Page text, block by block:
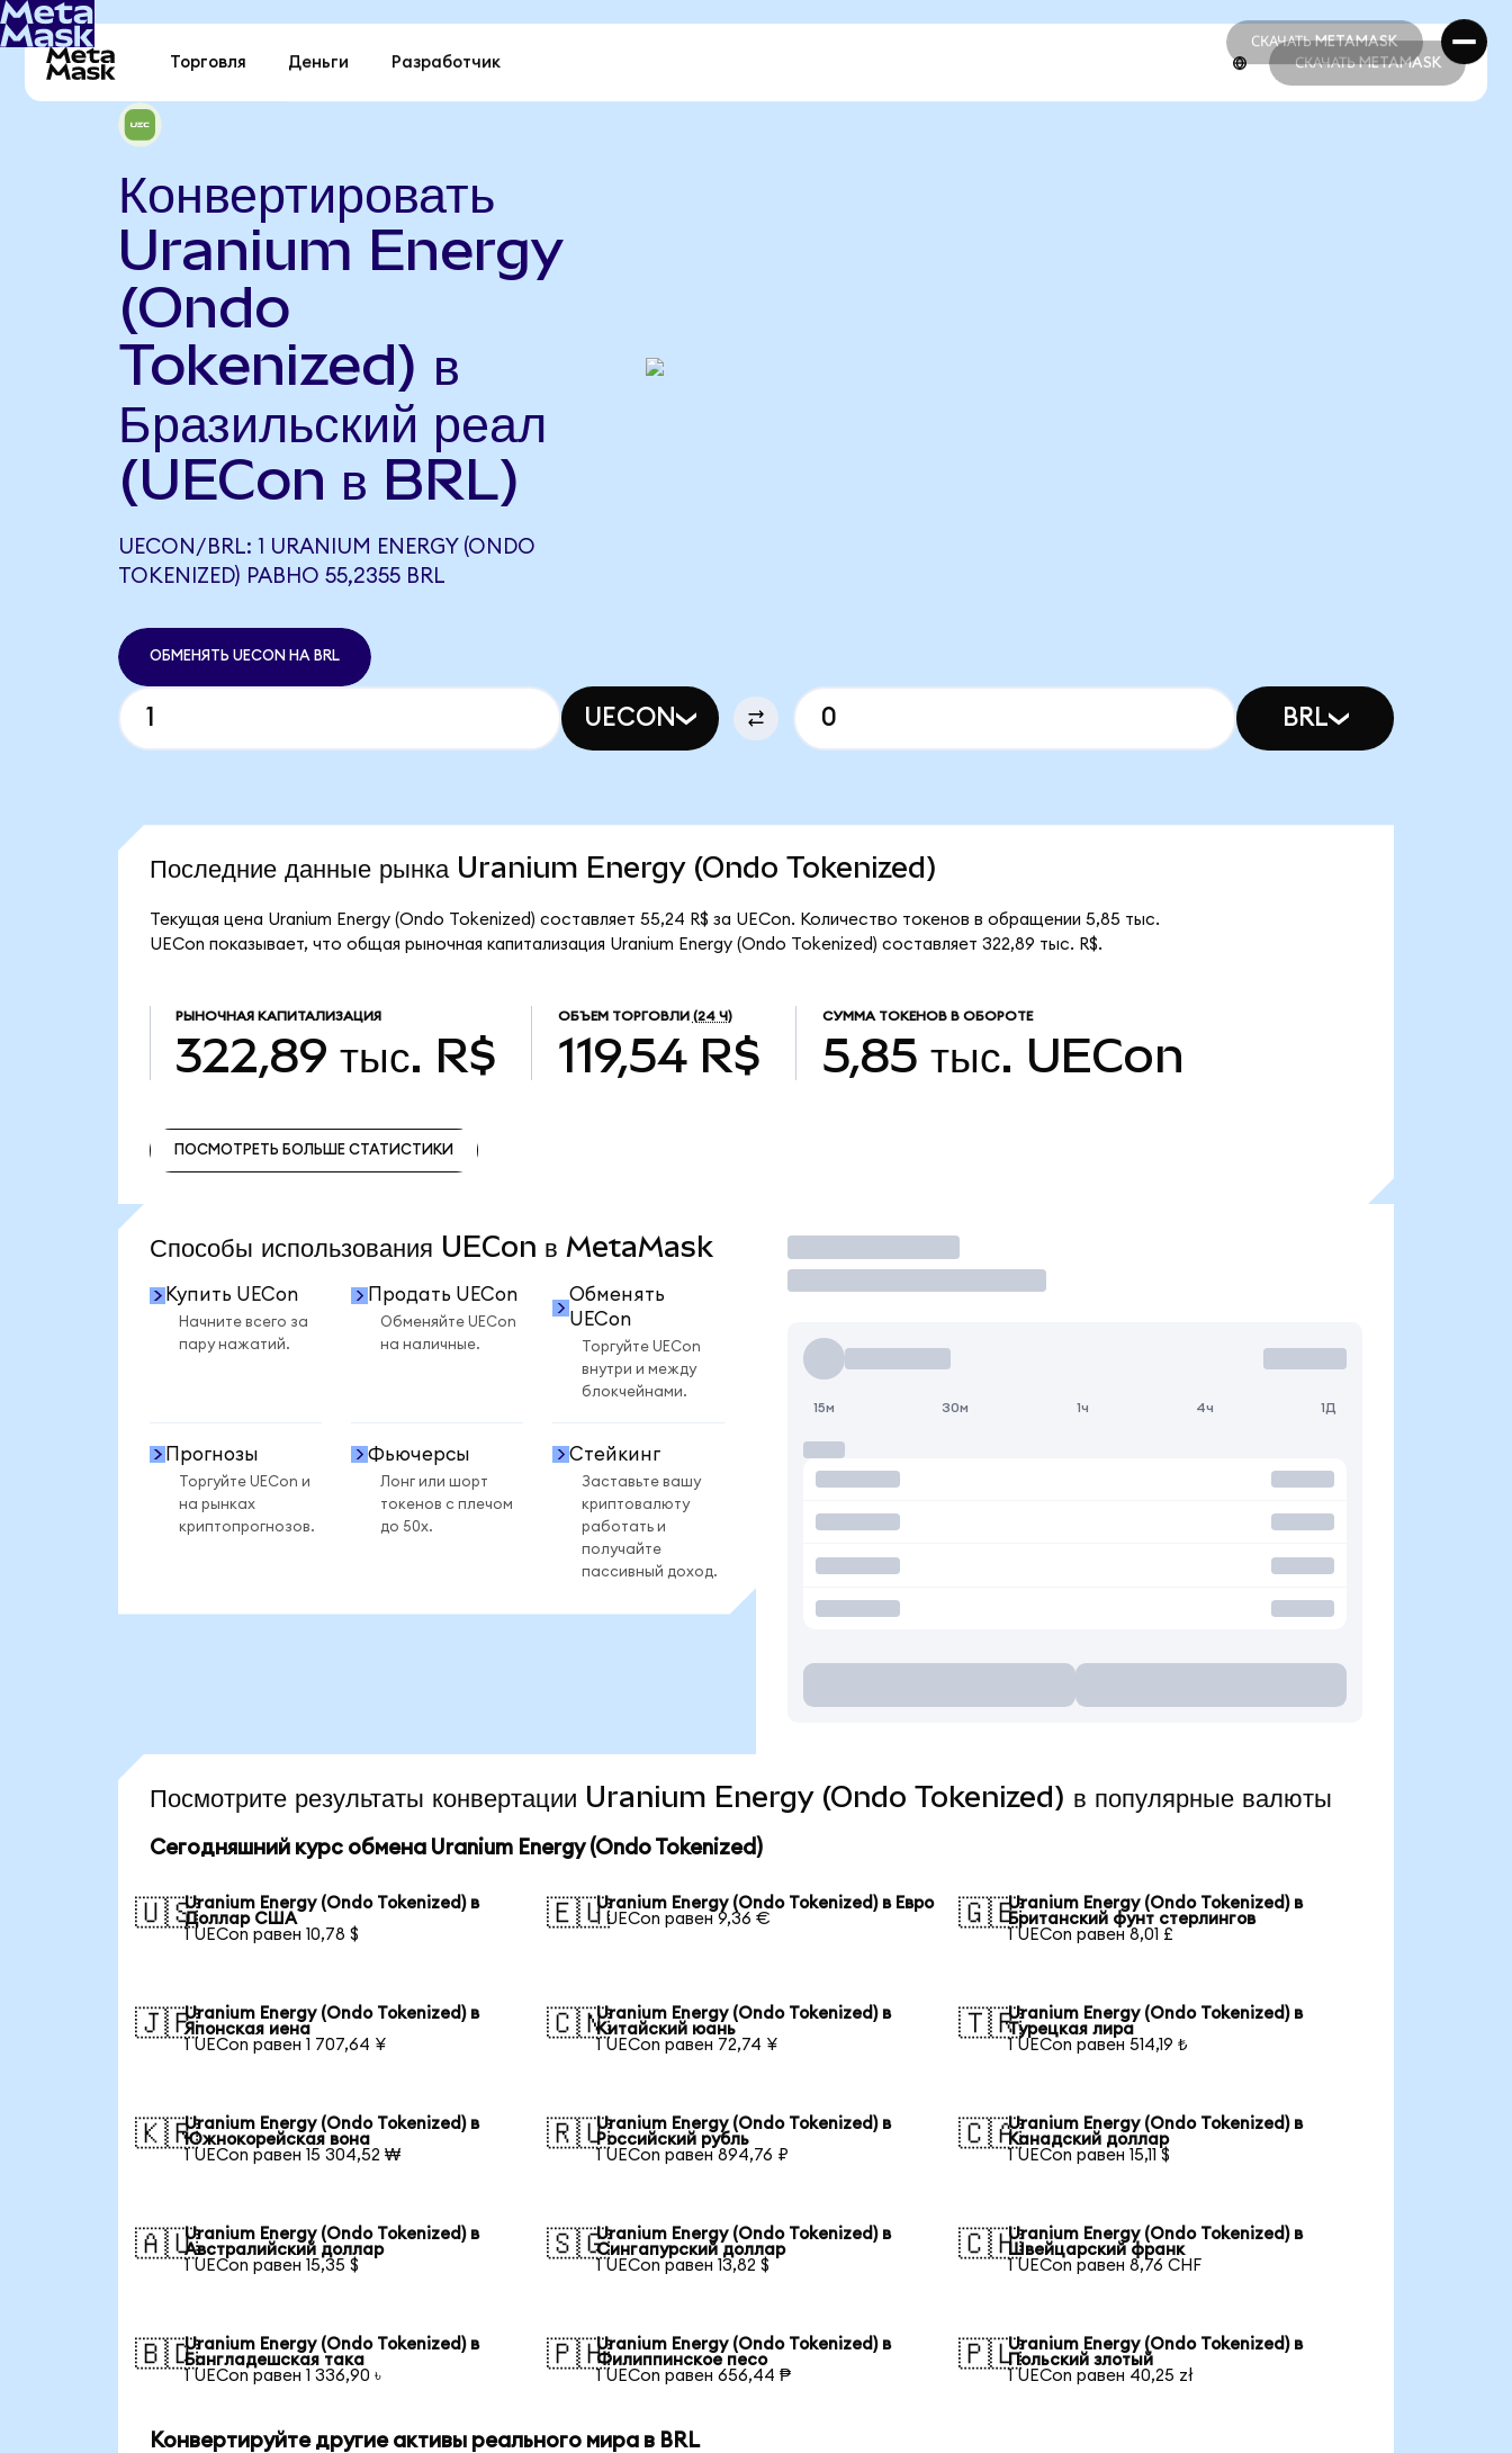
СКАЧАТЬ METAMASK
СКАЧАТЬ METAMASK
Торговля Деньги Разработчик СКАЧАТЬ METAMASK
Конвертировать
Uranium Energy
(Ondo
Tokenized) в
Бразильский реал
(UECon в BRL)
UECON/BRL: 1 URANIUM ENERGY (ONDO
TOKENIZED) РАВНО 55,2355 BRL
ОБМЕНЯТЬ UECON НА BRL
UECON BRL
Последние данные рынка Uranium Energy (Ondo Tokenized)
Текущая цена Uranium Energy (Ondo Tokenized) составляет 55,24 R$ за UECon. Количество токенов в обращении 5,85 тыс.
UECon показывает, что общая рыночная капитализация Uranium Energy (Ondo Tokenized) составляет 322,89 тыс. R$.
РЫНОЧНАЯ КАПИТАЛИЗАЦИЯ
322,89 тыс. R$
ОБЪЕМ ТОРГОВЛИ (24 Ч)
119,54 R$
СУММА ТОКЕНОВ В ОБОРОТЕ
5,85 тыс. UECon
ПОСМОТРЕТЬ БОЛЬШЕ СТАТИСТИКИ
Способы использования UECon в MetaMask
Купить UECon
Начните всего за
пару нажатий.
Продать UECon
Обменяйте UECon
на наличные.
Обменять
UECon
Торгуйте UECon
внутри и между
блокчейнами.
Прогнозы
Торгуйте UECon и
на рынках
криптопрогнозов.
Фьючерсы
Лонг или шорт
токенов с плечом
до 50x.
Стейкинг
Заставьте вашу
криптовалюту
работать и
получайте
пассивный доход.
Торговать
15м 30м 1ч 4ч 1Д
Посмотрите результаты конвертации Uranium Energy (Ondo Tokenized) в популярные валюты
Сегодняшний курс обмена Uranium Energy (Ondo Tokenized)
🇺🇸Uranium Energy (Ondo Tokenized) в
Доллар США
1 UECon равен 10,78 $
🇪🇺Uranium Energy (Ondo Tokenized) в Евро
1 UECon равен 9,36 €
🇬🇧Uranium Energy (Ondo Tokenized) в
Британский фунт стерлингов
1 UECon равен 8,01 £
🇯🇵Uranium Energy (Ondo Tokenized) в
Японская иена
1 UECon равен 1 707,64 ¥
🇨🇳Uranium Energy (Ondo Tokenized) в
Китайский юань
1 UECon равен 72,74 ¥
🇹🇷Uranium Energy (Ondo Tokenized) в
Турецкая лира
1 UECon равен 514,19 ₺
🇰🇷Uranium Energy (Ondo Tokenized) в
Южнокорейская вона
1 UECon равен 15 304,52 ₩
🇷🇺Uranium Energy (Ondo Tokenized) в
Российский рубль
1 UECon равен 894,76 ₽
🇨🇦Uranium Energy (Ondo Tokenized) в
Канадский доллар
1 UECon равен 15,11 $
🇦🇺Uranium Energy (Ondo Tokenized) в
Австралийский доллар
1 UECon равен 15,35 $
🇸🇬Uranium Energy (Ondo Tokenized) в
Сингапурский доллар
1 UECon равен 13,82 $
🇨🇭Uranium Energy (Ondo Tokenized) в
Швейцарский франк
1 UECon равен 8,76 CHF
🇧🇩Uranium Energy (Ondo Tokenized) в
Бангладешская така
1 UECon равен 1 336,90 ৳
🇵🇭Uranium Energy (Ondo Tokenized) в
Филиппинское песо
1 UECon равен 656,44 ₱
🇵🇱Uranium Energy (Ondo Tokenized) в
Польский злотый
1 UECon равен 40,25 zł
Конвертируйте другие активы реального мира в BRL